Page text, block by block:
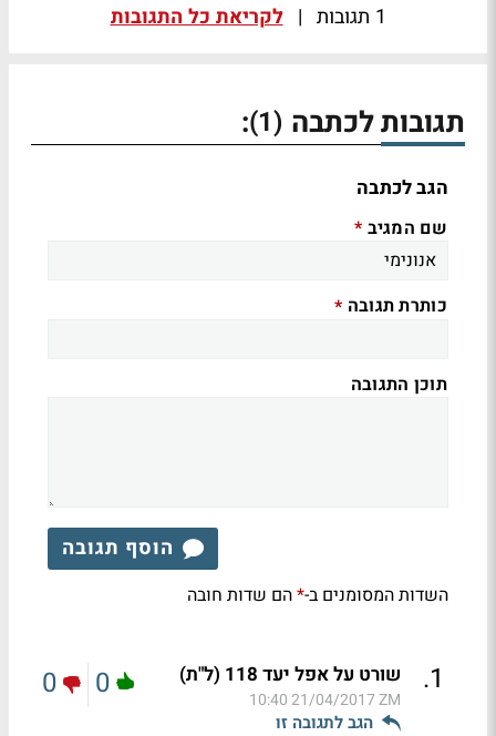
1 תגובות | לקריאת כל התגובות
תגובות לכתבה (1)
:
הגב לכתבה
שם המגיב *
כותרת תגובה *
תוכן התגובה
הוסף תגובה
השדות המסומנים ב-*הם שדות חובה
1
. שורט על אפל יעד 118 (ל"ת)
ZM
21/04/2017 10:40
הגב לתגובה זו
0
0